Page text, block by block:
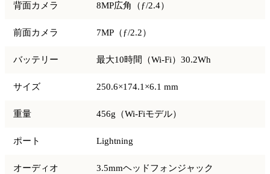
背面カメラ 8MP広角（ƒ/2.4）
前面カメラ 7MP（ƒ/2.2）
バッテリー 最大10時間（Wi-Fi）30.2Wh
サイズ 250.6×174.1×6.1 mm
重量 456g（Wi-Fiモデル）
ポート Lightning
オーディオ 3.5mmヘッドフォンジャック